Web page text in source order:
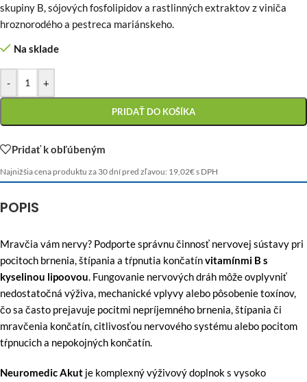
skupiny B, sójových fosfolipidov a rastlinných extraktov z viniča
hroznorodého a pestreca mariánskeho.
Na sklade
- +
PRIDAŤ DO KOŠÍKA
Pridať k obľúbeným
Najnižšia cena produktu za 30 dní pred zľavou: 19,02€s DPH
POPIS
Mravčia vám nervy? Podporte správnu činnosť nervovej sústavy pri
pocitoch brnenia, štípania a tŕpnutia končatínvitamínmi B s
kyselinou lipoovou. Fungovanie nervových dráh môže ovplyvniť
nedostatočná výživa, mechanické vplyvy alebo pôsobenie toxínov,
čo sa často prejavuje pocitmi nepríjemného brnenia, štípania či
mravčenia končatín, citlivosťou nervového systému alebo pocitom
tŕpnucich a nepokojných končatín.
Neuromedic Akut je komplexný výživový doplnok s vysoko